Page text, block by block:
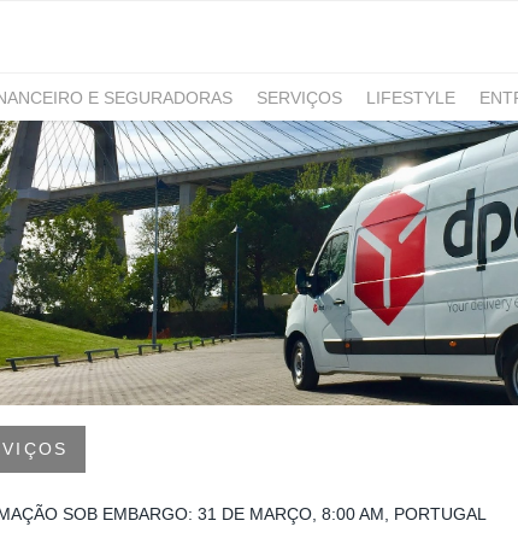
E SEGURADORAS SERVIÇOS LIFESTYLE
GAMING NOTÍCIAS
SOB EMBARGO: 31 DE MARÇO, 8:00 AM, PORTUGAL